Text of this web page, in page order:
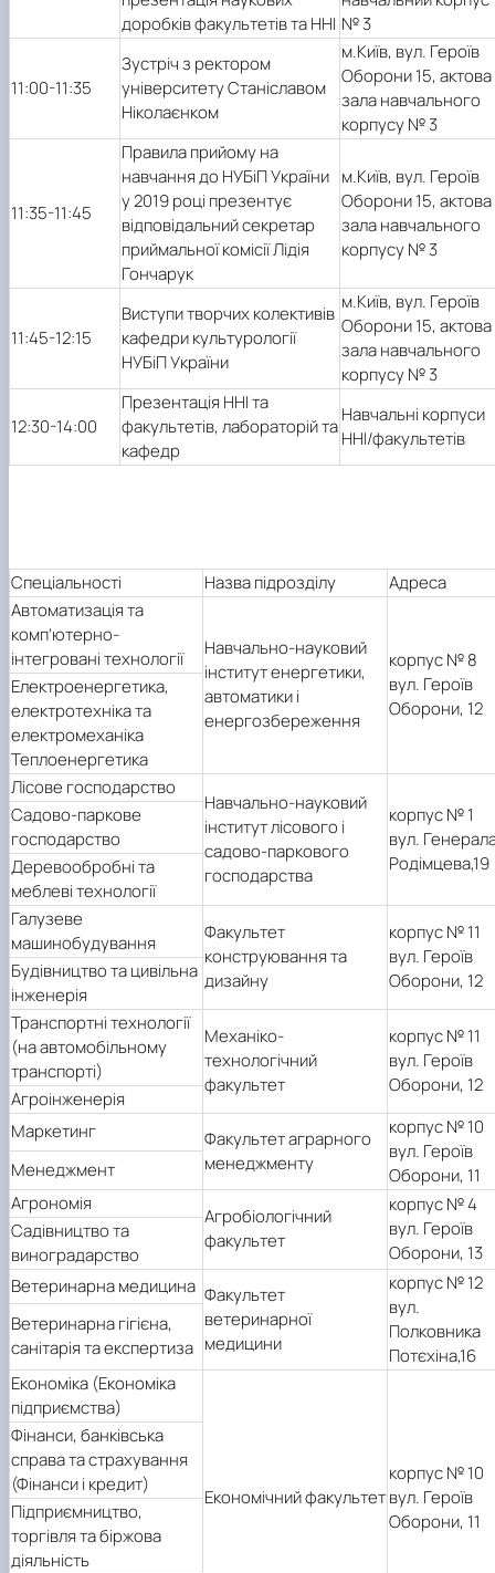
доробків факультетів та ННІ № 3
11:00-11:35
Зустріч з ректором
університету Станіславом
Ніколаєнком
м.Київ, вул. Героїв
Оборони 15, актова
зала навчального
корпусу № 3
11:35-11:45
Правила прийому на
навчання до НУБіП України
у 2019 році презентує
відповідальний секретар
приймальної комісії Лідія
Гончарук
м.Київ, вул. Героїв
Оборони 15, актова
зала навчального
корпусу № 3
11:45-12:15
Виступи творчих колективів
кафедри культурології
НУБіП України
м.Київ, вул. Героїв
Оборони 15, актова
зала навчального
корпусу № 3
12:30-14:00
Презентація ННІ та
факультетів, лабораторій та
кафедр
Навчальні корпуси
ННІ/факультетів
Спеціальності Назва підрозділу
Адреса
Автоматизація та
комп’ютерно-
інтегровані технології
Навчально-науковий
інститут енергетики,
автоматики і
енергозбереження
корпус № 8
вул. Героїв
Оборони, 12
Електроенергетика,
електротехніка та
електромеханіка
Теплоенергетика
Лісове господарство
Навчально-науковий
інститут лісового і
садово-паркового
господарства
корпус № 1
вул.
Родімцева,19
Садово-паркове
господарство
Деревообробніта
меблевітехнології
Галузеве
машинобудування
Факультет
конструювання та
дизайну
корпус № 11
вул. Героїв
Оборони, 12
Будівництвота цивільна
інженерія
Транспортні технології
(на автомобільному
транспорті)
Механіко-
технологічний
факультет
корпус № 11
вул. Героїв
Оборони, 12
Агроінженерія
Маркетинг
Факультет аграрного
менеджменту
корпус № 10
вул. Героїв
Оборони, 11
Менеджмент
Агрономія
Агробіологічний
факультет
корпус № 4
вул. Героїв
Оборони, 13
Садівництво та
виноградарство
Ветеринарна медицина Факультет
ветеринарної
медицини
корпус № 12
вул.
Полковника
Потєхіна,16
Ветеринарна гігієна,
санітарія та експертиза
Економіка (Економіка
підприємства)
Економічний факультет
корпус № 10
вул. Героїв
Оборони, 11
Фінанси, банківська
справа та страхування
(Фінанси і кредит)
Підприємництво,
торгівля та біржова
діяльність